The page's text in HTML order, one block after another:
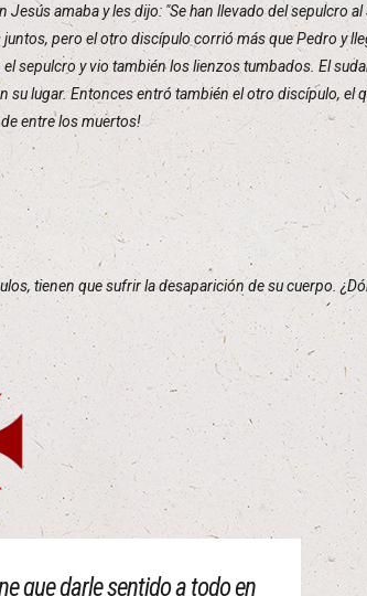
amaba y les dijo: "Se han llevado del sepulcro
pero el otro discípulo corrió más que Pedro y
sepulcro y vio también los lienzos tumbados. El
lugar. Entonces entró también el otro discípulo, el
entre los muertos!
tienen que sufrir la desaparición de su cuerpo.
que darle sentido a todo en